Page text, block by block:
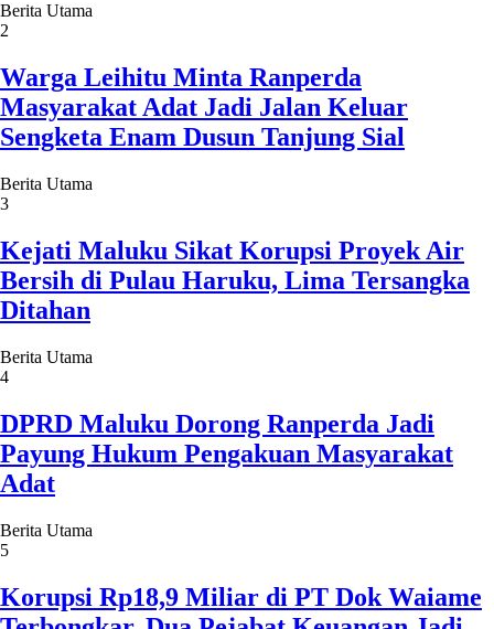
Berita Utama
2
Warga Leihitu Minta Ranperda
Masyarakat Adat Jadi Jalan Keluar
Sengketa Enam Dusun Tanjung Sial
Berita Utama
3
Kejati Maluku Sikat Korupsi Proyek Air
Bersih di Pulau Haruku, Lima Tersangka
Ditahan
Berita Utama
4
DPRD Maluku Dorong Ranperda Jadi
Payung Hukum Pengakuan Masyarakat
Adat
Berita Utama
5
Korupsi Rp18,9 Miliar di PT Dok Waiame